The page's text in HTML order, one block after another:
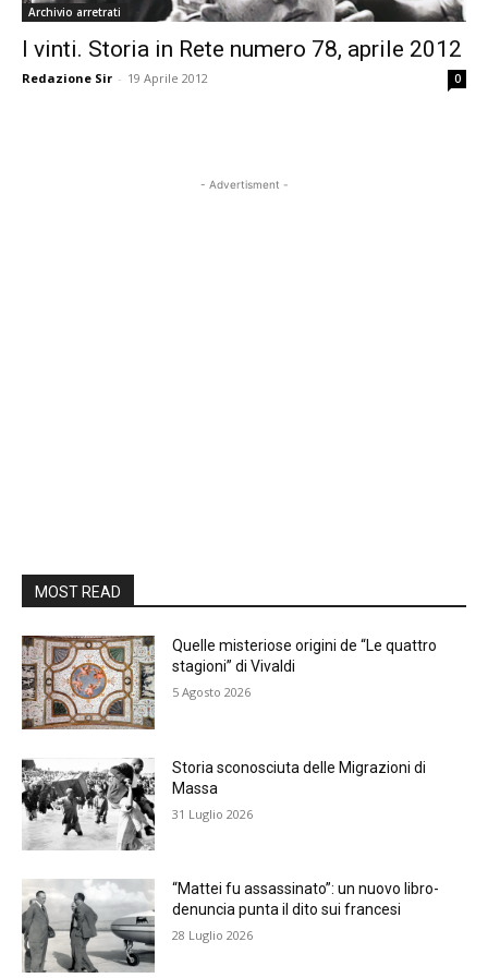
Archivio arretrati
I vinti. Storia in Rete numero 78, aprile 2012
Redazione Sir - 19 Aprile 2012 0
- Advertisment -
MOST READ
Quelle misteriose origini de “Le quattro
stagioni” di Vivaldi
5 Agosto 2026
Storia sconosciuta delle Migrazioni di
Massa
31 Luglio 2026
“Mattei fu assassinato”: un nuovo libro-
denuncia punta il dito sui francesi
28 Luglio 2026